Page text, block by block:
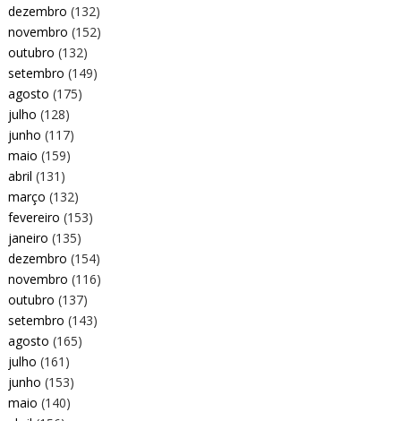
dezembro (132)
novembro (152)
outubro (132)
setembro (149)
agosto (175)
julho (128)
junho (117)
maio (159)
abril (131)
março (132)
fevereiro (153)
janeiro (135)
dezembro (154)
novembro (116)
outubro (137)
setembro (143)
agosto (165)
julho (161)
junho (153)
maio (140)